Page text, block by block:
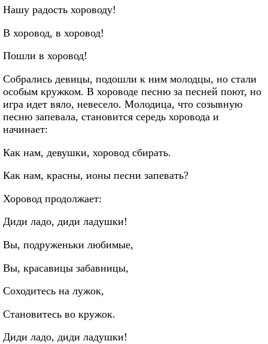
Нашу радость хороводу!
В хоровод, в хоровод!
Пошли в хоровод!
Собрались девицы, подошли к ним молодцы, но стали
особым кружком. В хороводе песню за песней поют, но
игра идет вяло, невесело. Молодица, что созывную
песню запевала, становится середь хоровода и
начинает:
Как нам, девушки, хоровод сбирать.
Как нам, красны, ионы песни запевать?
Хоровод продолжает:
Диди ладо, диди ладушки!
Вы, подруженьки любимые,
Вы, красавицы забавницы,
Соходитесь на лужок,
Становитесь во кружок.
Диди ладо, диди ладушки!